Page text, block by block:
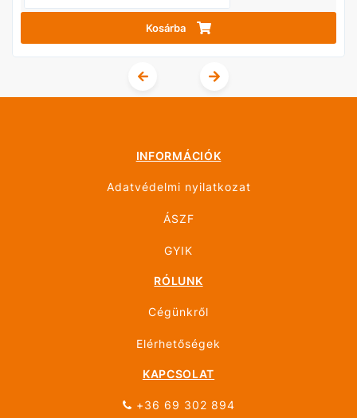
Kosárba
INFORMÁCIÓK
Adatvédelmi nyilatkozat
ÁSZF
GYIK
RÓLUNK
Cégünkről
Elérhetőségek
KAPCSOLAT
+36 69 302 894